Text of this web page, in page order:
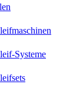
Systeme